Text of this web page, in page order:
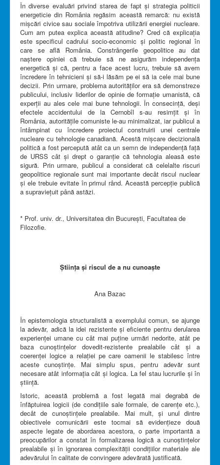
În diverse evaluări privind starea de fapt și strategia politicii
energeticie din România regăsim această remarcă: nu există
mișcări civice sau sociale împotriva utilizării energiei nucleare.
Cum am putea explica această atitudine? Cred că explicația
este specificul cadrului socio-economic și politic regional în
care se află România. Constrângerile geopolitice au dat
naștere opiniei că trebuie să ne asigurăm independența
energetică și că, pentru a face acest lucru, trebuie să avem
încredere în tehnicieni și să-i lăsăm pe ei să ia cele mai bune
decizii. Prin urmare, problema autorităților era să demonstreze
publicului, inclusiv liderilor de opinie de formație umanistă, că
experții au ales cele mai bune tehnologii. În consecință, deși
efectele accidentului de la Cernobîl s-au resimțit și în
România, autoritățile comuniste le-au minimalizat, iar publicul a
întâmpinat cu încredere proiectul construirii unei centrale
nucleare cu tehnologie canadiană. Acestă mișcare decizională
politică a fost percepută atât ca un semn de independență față
de URSS cât și drept o garanție că tehnologia aleasă este
sigură. Prin urmare, publicul a considerat că celelalte riscuri
geopolitice regionale sunt mai importante decât riscul nuclear
și ele trebuie evitate în primul rând. Această percepție publică
a supraviețuit până astăzi.
* Prof. univ. dr., Universitatea din București, Facultatea de
Filozofie.
Știința și riscul de a nu cunoaște
Ana Bazac
În epistemologia structuralistă a exemplului comun, se ajunge
la adevăr, adică la idei rezistente și eficiente pentru derularea
experienței umane cu cât mai puține urmări nedorite, atât pe
baza cunoștințelor dovedit-rezistente prealabile cât și a
coerenței logice a relației pe care oamenii le stabilesc între
aceste cunoștințe. Mai simplu spus, pentru adevăr sunt
necesare atât informația cât și logica. La fel stau lucrurile și în
știință.
Istoric, această problemă a fost legată mai degrabă de
înfăptuirea logicii (de condițiile sale formale, de carențe etc.),
decât de cunoștințele prealabile. Mai mult, și unul dintre
obiectivele comunicării este tocmai să evidențieze două
aspecte legate de abordarea acestora, o parte importantă a
preocupărilor a constat în formalizarea logică a cunoștințelor
prealabile și în ignorarea complexității condițiilor materiale ale
adevărului în calitate de convingere adevărată justificată.